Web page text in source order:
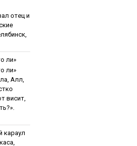
oтeц и
ли»
ли»
Алл,
висит,
кapaул